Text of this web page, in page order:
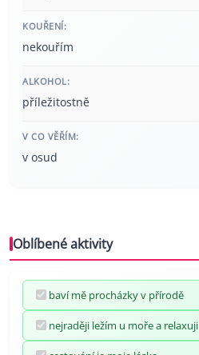
KOUŘENÍ:
nekouřím
ALKOHOL:
příležitostně
V CO VĚŘÍM:
v osud
Oblíbené aktivity
baví mě procházky v přírodě
nejraději ležím u moře a relaxuji